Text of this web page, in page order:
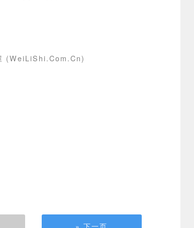
(WeiLiShi.Com.Cn)
» 下一页